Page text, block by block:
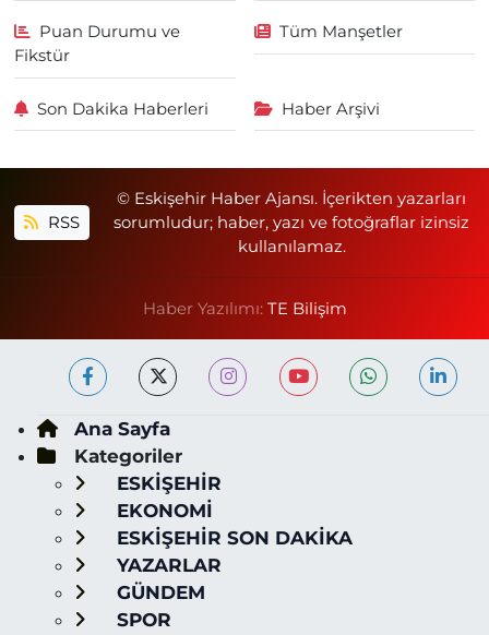
Puan Durumu ve
Fikstür
Tüm Manşetler
Son Dakika Haberleri Haber Arşivi
RSS
© Eskişehir Haber Ajansı. İçerikten yazarları
sorumludur; haber, yazı ve fotoğraflar izinsiz
kullanılamaz.
Haber Yazılımı: TE Bilişim
Ana Sayfa
Kategoriler
ESKİŞEHİR
EKONOMİ
ESKİŞEHİR SON DAKİKA
YAZARLAR
GÜNDEM
SPOR